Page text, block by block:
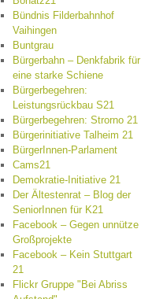
Bündnis Filderbahnhof
Vaihingen
Buntgrau
Bürgerbahn – Denkfabrik für
eine starke Schiene
Bürgerbegehren:
Leistungsrückbau S21
Bürgerbegehren: Strorno 21
Bürgerinitiative Talheim 21
BürgerInnen-Parlament
Cams21
Demokratie-Initiative 21
Der Ältestenrat – Blog der
SeniorInnen für K21
Facebook – Gegen unnütze
Großprojekte
Facebook – Kein Stuttgart
21
Flickr Gruppe "Bei Abriss